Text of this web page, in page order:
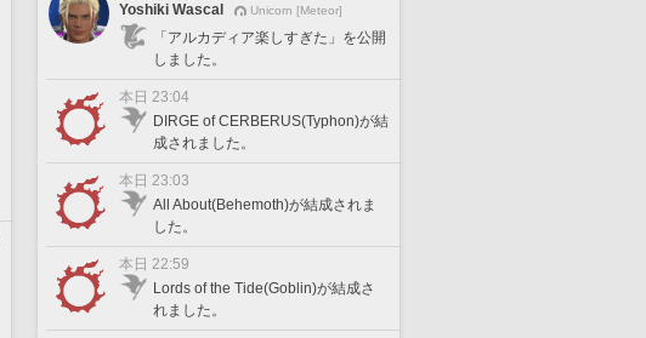
Yoshiki Wascal
Unicorn [Meteor]
「アルカディア楽しすぎた」を公開
しました。
本日 23:04
DIRGE of CERBERUS(Typhon)が結
成されました。
本日 23:03
All About(Behemoth)が結成されま
した。
本日 22:59
Lords of the Tide(Goblin)が結成さ
れました。